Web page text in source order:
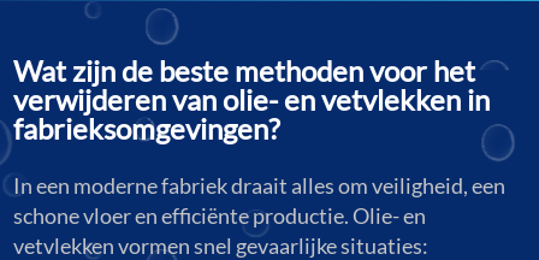
Wat zijn de beste methoden voor het
verwijderen van olie- en vetvlekken in
fabrieksomgevingen?
In een moderne fabriek draait alles om veiligheid, een
schone vloer en efficiënte productie. Olie- en
vetvlekken vormen snel gevaarlijke situaties: